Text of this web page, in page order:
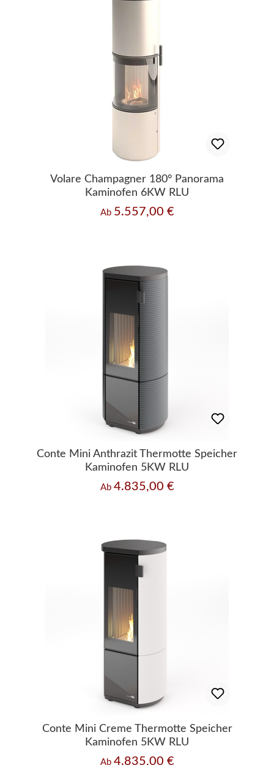
Volare Champagner 180° Panorama
Kaminofen 6KW RLU
Regulärer Preis:
Ab 5.557,00 €
Conte Mini Anthrazit Thermotte Speicher
Kaminofen 5KW RLU
Regulärer Preis:
Ab 4.835,00 €
Conte Mini Creme Thermotte Speicher
Kaminofen 5KW RLU
Regulärer Preis:
Ab 4.835,00 €